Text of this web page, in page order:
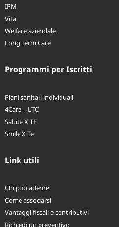
Infortuni
IPM
Vita
Welfare aziendale
Piani sanitari individuali
4Care – LTC
Salute X TE
Chi può aderire
Come associarsi
Vantaggi fiscali e contributivi